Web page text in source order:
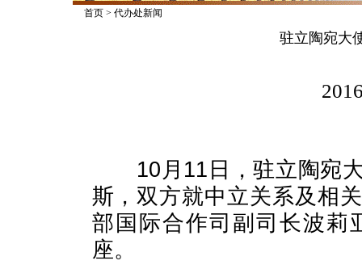
首页> 代办处新闻
驻立陶宛大
10 月 11 日
，驻立陶宛
斯，双方就中立关系及相
部国际合作司副司长波莉
座。